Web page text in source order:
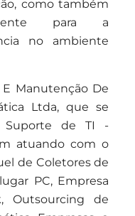
como também
para a
no ambiente
Manutenção De
Ltda, que se
Suporte de TI -
atuando com o
de Coletores de
PC, Empresa
Outsourcing de